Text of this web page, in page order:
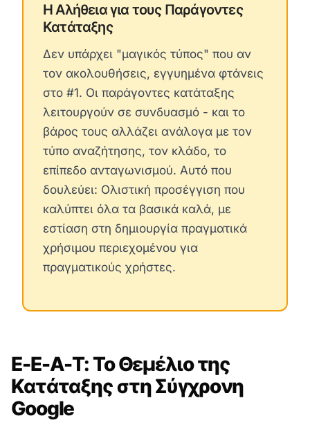
Η Αλήθεια για τους Παράγοντες
Κατάταξης
Δεν υπάρχει "μαγικός τύπος" που αν
τον ακολουθήσεις, εγγυημένα φτάνεις
στο #1. Οι παράγοντες κατάταξης
λειτουργούν σε συνδυασμό - και το
βάρος τους αλλάζει ανάλογα με τον
τύπο αναζήτησης, τον κλάδο, το
επίπεδο ανταγωνισμού. Αυτό που
δουλεύει: Ολιστική προσέγγιση που
καλύπτει όλα τα βασικά καλά, με
εστίαση στη δημιουργία πραγματικά
χρήσιμου περιεχομένου για
πραγματικούς χρήστες.
E-E-A-T: Το Θεμέλιο της
Κατάταξης στη Σύγχρονη
Google